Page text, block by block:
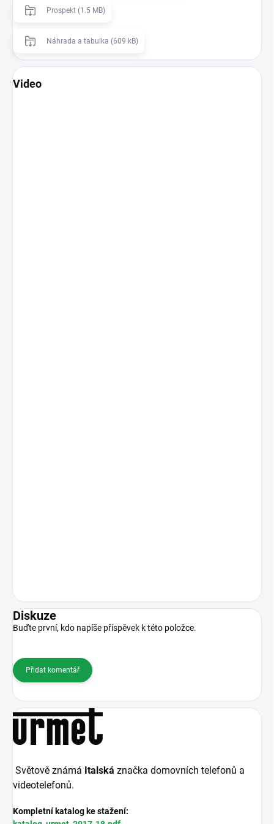
Prospekt (1.5 MB)
Náhrada a tabulka (609 kB)
Video
Diskuze
Buďte první, kdo napíše příspěvek k této položce.
Přidat komentář
Světově známá Italská značka domovních telefonů a
videotelefonů.
Kompletní katalog ke stažení: